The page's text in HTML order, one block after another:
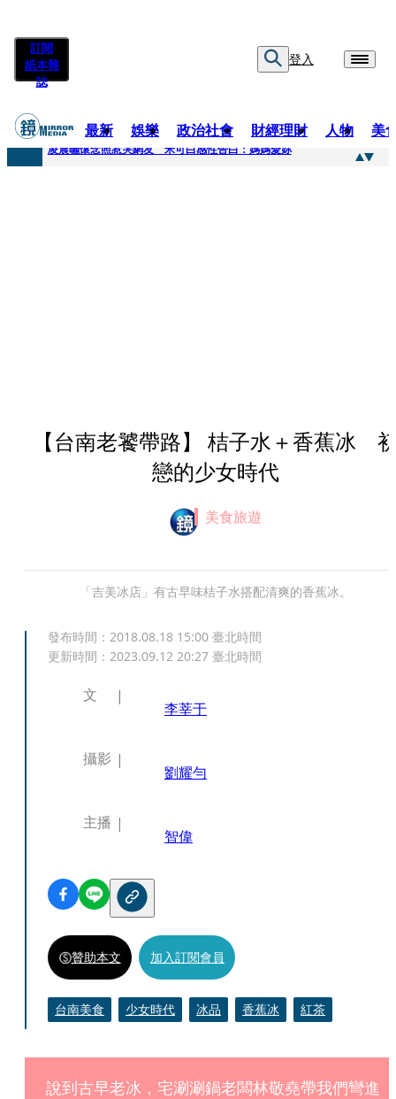
訂閱
紙本雜
誌
登入
最新 娛樂 政治社會 財經理財 人物 美
快訊
凌晨曬懷念照惹哭網友 米可白感性告白：媽媽愛妳
【台南老饕帶路】 桔子水＋香蕉冰
戀的少女時代
美食旅遊
「吉美冰店」有古早味桔子水搭配清爽的香蕉冰。
發布時間： 2018.08.18 15:00 臺北時間
更新時間： 2023.09.12 20:27 臺北時間
文
李莘于
攝影
劉耀勻
主播
智偉
贊助本文 加入訂閱會員
台南美食 少女時代 冰品 香蕉冰 紅茶
說到古早老冰，宅涮涮鍋老闆林敬堯帶我們彎進